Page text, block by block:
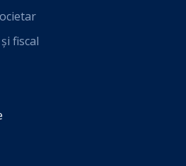
fiscal